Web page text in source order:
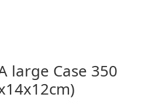
large Case 350